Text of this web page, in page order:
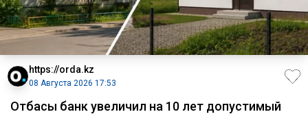
https://orda.kz
08 Августа 2026 17:53
Отбасы банк увеличил на 10 лет допустимый